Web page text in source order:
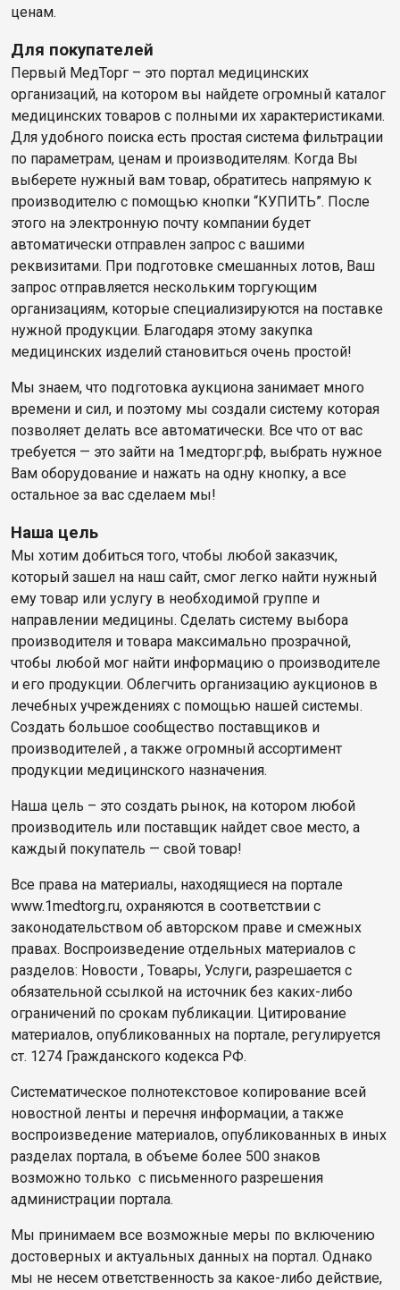
ценам.
Для покупателей
Первый МедТорг – это портал медицинских
организаций, на котором вы найдете огромный каталог
медицинских товаров с полными их характеристиками.
Для удобного поиска есть простая система фильтрации
по параметрам, ценам и производителям. Когда Вы
выберете нужный вам товар, обратитесь напрямую к
производителю с помощью кнопки “КУПИТЬ”. После
этого на электронную почту компании будет
автоматически отправлен запрос с вашими
реквизитами. При подготовке смешанных лотов, Ваш
запрос отправляется нескольким торгующим
организациям, которые специализируются на поставке
нужной продукции. Благодаря этому закупка
медицинских изделий становиться очень простой!
Мы знаем, что подготовка аукциона занимает много
времени и сил, и поэтому мы создали систему которая
позволяет делать все автоматически. Все что от вас
требуется — это зайти на 1медторг.рф, выбрать нужное
Вам оборудование и нажать на одну кнопку, а все
остальное за вас сделаем мы!
Наша цель
Мы хотим добиться того, чтобы любой заказчик,
который зашел на наш сайт, смог легко найти нужный
ему товар или услугу в необходимой группе и
направлении медицины. Сделать систему выбора
производителя и товара максимально прозрачной,
чтобы любой мог найти информацию о производителе
и его продукции. Облегчить организацию аукционов в
лечебных учреждениях с помощью нашей системы.
Создать большое сообщество поставщиков и
производителей , а также огромный ассортимент
продукции медицинского назначения.
Наша цель – это создать рынок, на котором любой
производитель или поставщик найдет свое место, а
каждый покупатель — свой товар!
Все права на материалы, находящиеся на портале
www.1medtorg.ru, охраняются в соответствии с
законодательством об авторском праве и смежных
правах. Воспроизведение отдельных материалов с
разделов: Новости , Товары, Услуги, разрешается с
обязательной ссылкой на источник без каких-либо
ограничений по срокам публикации. Цитирование
материалов, опубликованных на портале, регулируется
ст. 1274 Гражданского кодекса РФ.
Систематическое полнотекстовое копирование всей
новостной ленты и перечня информации, а также
воспроизведение материалов, опубликованных в иных
разделах портала, в объеме более 500 знаков
возможно только с письменного разрешения
администрации портала.
Мы принимаем все возможные меры по включению
достоверных и актуальных данных на портал. Однако
мы не несем ответственность за какое-либо действие,